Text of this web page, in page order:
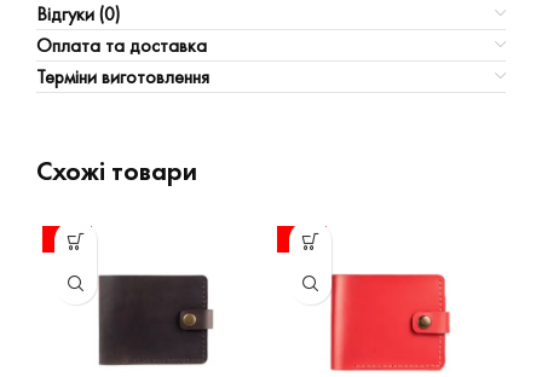
Відгуки (0)
Оплата та доставка
Терміни виготовлення
Схожі товари
-27% -27%